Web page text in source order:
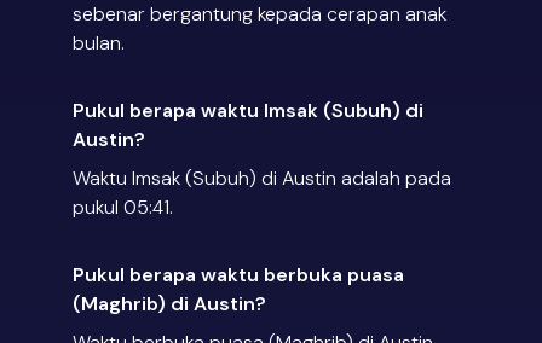
sebenar bergantung kepada cerapan anak
bulan.
Pukul berapa waktu Imsak (Subuh) di
Austin?
Waktu Imsak (Subuh) di Austin adalah pada
pukul 05:41.
Pukul berapa waktu berbuka puasa
(Maghrib) di Austin?